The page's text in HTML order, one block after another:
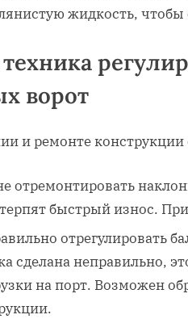
жидкость, чтобы
ворот
и ремонте
отремонтировать
быстрый износ.
отрегулировать
сделана неправильно,
на порт. Возможен